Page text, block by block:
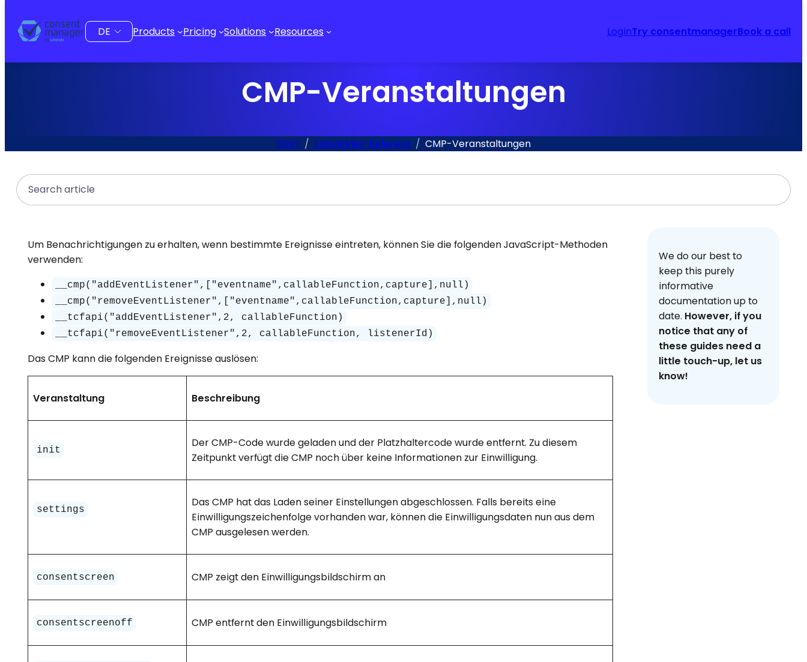
springen
Sprache
auswählen
Products Pricing Solutions Resources LoginTry consentmanagerBook a call
CMP-Veranstaltungen
Start Entwickler-Referenz CMP-Veranstaltungen
Search
Um Benachrichtigungen zu erhalten, wenn bestimmte Ereignisse eintreten, können Sie die folgenden JavaScript-Methoden
verwenden:
__cmp("addEventListener",["eventname",callableFunction,capture],null)
__cmp("removeEventListener",["eventname",callableFunction,capture],null)
__tcfapi("addEventListener",2, callableFunction)
__tcfapi("removeEventListener",2, callableFunction, listenerId)
Das CMP kann die folgenden Ereignisse auslösen:
Veranstaltung Beschreibung
init
Der CMP-Code wurde geladen und der Platzhaltercode wurde entfernt. Zu diesem
Zeitpunkt verfügt die CMP noch über keine Informationen zur Einwilligung.
settings
Das CMP hat das Laden seiner Einstellungen abgeschlossen. Falls bereits eine
Einwilligungszeichenfolge vorhanden war, können die Einwilligungsdaten nun aus dem
CMP ausgelesen werden.
consentscreen CMP zeigt den Einwilligungsbildschirm an
consentscreenoff CMP entfernt den Einwilligungsbildschirm
We do our best to
keep this purely
informative
documentation up to
date. However, if you
notice that any of
these guides need a
little touch-up, let us
know!